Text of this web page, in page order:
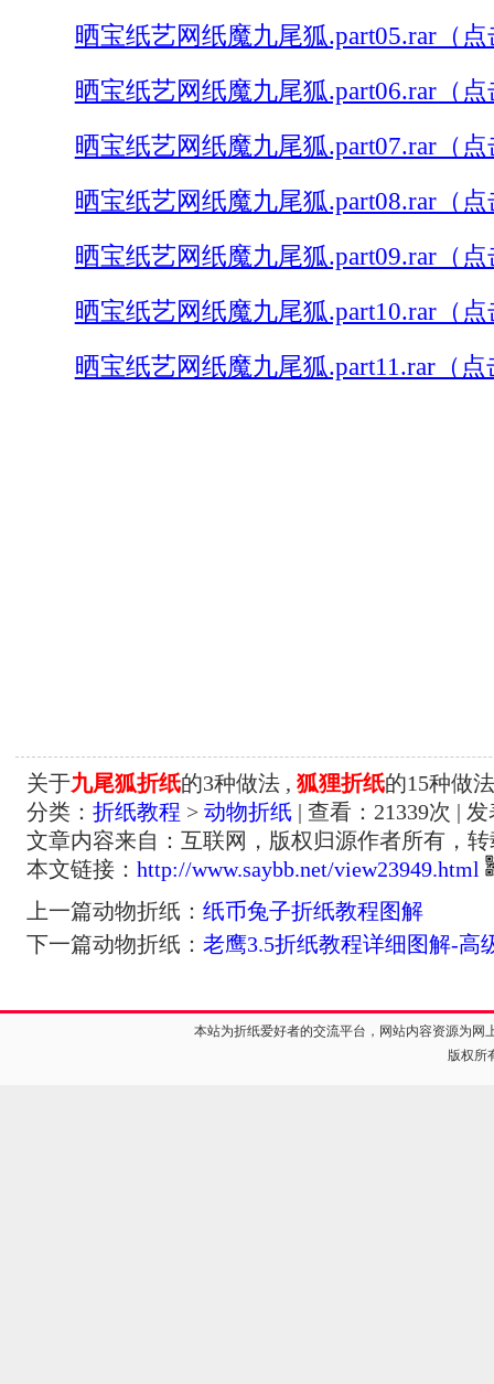
晒宝纸艺网纸魔九尾狐.part05.rar（
晒宝纸艺网纸魔九尾狐.part06.rar（
晒宝纸艺网纸魔九尾狐.part07.rar（
晒宝纸艺网纸魔九尾狐.part08.rar（
晒宝纸艺网纸魔九尾狐.part09.rar（
晒宝纸艺网纸魔九尾狐.part10.rar（
晒宝纸艺网纸魔九尾狐.part11.rar（
关于九尾狐折纸的3种做法 , 狐狸折纸的15种做
分类： 折纸教程 > 动物折纸 | 查看： 21339次 | 发
文章内容来自：互联网，版权归源作者所有，
本文链接： http://www.saybb.net/view23949.html
上一篇动物折纸： 纸币兔子折纸教程图解
下一篇动物折纸： 老鹰3.5折纸教程详细图解-高
本站为折纸爱好者的交流平台，网站内容资源为
版权所